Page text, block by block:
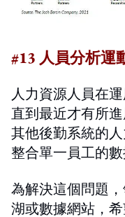
#13 人員分析運
人力資源人員在
直到最近才有所
其他後勤系統的
整合單一員工的數
為解決這個問題
湖或數據網站，希